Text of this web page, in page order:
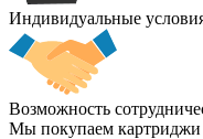
Индивидуальные
Возможность
Мы покупаем картриджи